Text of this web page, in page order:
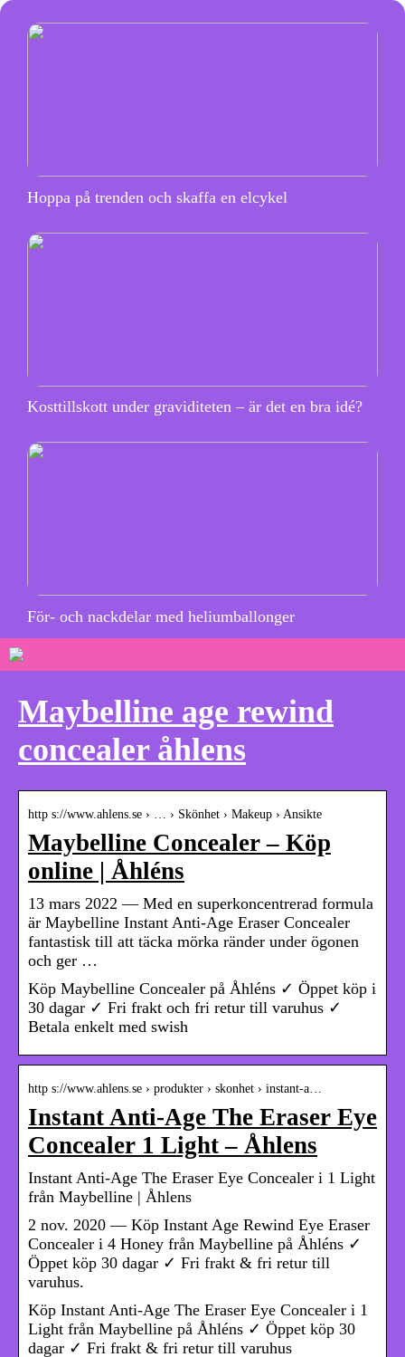
Hoppa på trenden och skaffa en elcykel
Kosttillskott under graviditeten – är det en bra idé?
För- och nackdelar med heliumballonger
Maybelline age rewind
concealer åhlens
http s://www.ahlens.se › … › Skönhet › Makeup › Ansikte
Maybelline Concealer – Köp
online | Åhléns
13 mars 2022 — Med en superkoncentrerad formula
är Maybelline Instant Anti-Age Eraser Concealer
fantastisk till att täcka mörka ränder under ögonen
och ger …
Köp Maybelline Concealer på Åhléns ✓ Öppet köp i
30 dagar ✓ Fri frakt och fri retur till varuhus ✓
Betala enkelt med swish
http s://www.ahlens.se › produkter › skonhet › instant-a…
Instant Anti-Age The Eraser Eye
Concealer 1 Light – Åhlens
Instant Anti-Age The Eraser Eye Concealer i 1 Light
från Maybelline | Åhlens
2 nov. 2020 — Köp Instant Age Rewind Eye Eraser
Concealer i 4 Honey från Maybelline på Åhléns ✓
Öppet köp 30 dagar ✓ Fri frakt & fri retur till
varuhus.
Köp Instant Anti-Age The Eraser Eye Concealer i 1
Light från Maybelline på Åhléns ✓ Öppet köp 30
dagar ✓ Fri frakt & fri retur till varuhus